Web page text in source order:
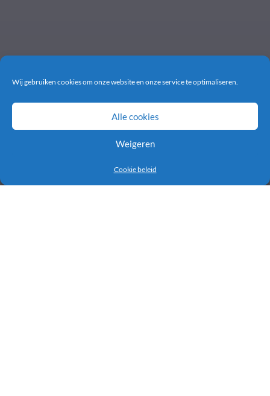
Wij gebruiken cookies om onze website en onze service te optimaliseren.
Alle cookies
Weigeren
Cookie beleid
Boekhouders, accountants & bedrijfsadviseurs